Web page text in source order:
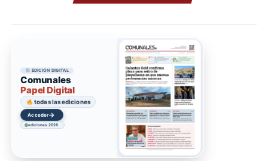
EDICIÓN DIGITAL
Comunales
Papel Digital
todas las ediciones
Acceder→
ediciones 2026